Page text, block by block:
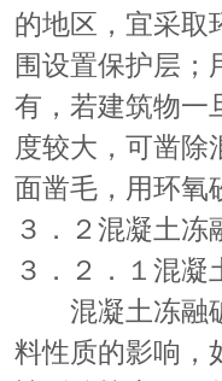
的地区，宜采取
围设置保护层；
有，若建筑物一
度较大，可凿除
面凿毛，用环氧
３．２混凝土
３．２．１混
混凝土冻融破
料性质的影响，